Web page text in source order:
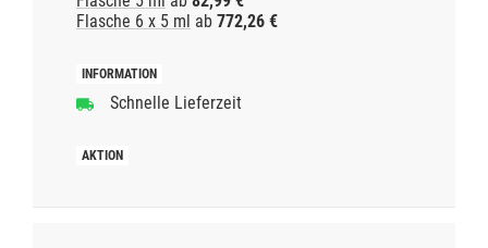
Flasche 6 x 5 ml ab 772,26 €
Schnelle Lieferzeit